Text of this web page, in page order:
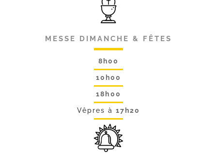
MESSE DIMANCHE & FÊTES
8h00
10h00
18h00
Vêpres à17h20